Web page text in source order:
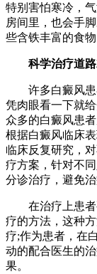
特别害怕寒冷，
房间里，也会手
些含铁丰富的食
科学治疗道
许多白癜风患
凭肉眼看一下就
众多的白癜风患
根据白癜风临床
临床反复研究，
疗方案，针对不
分诊治疗，避免治
在治疗上患者
疗的方法，这种
疗;作为患者，在
动的配合医生的
果。